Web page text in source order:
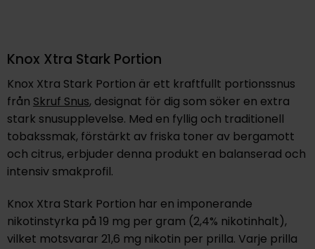
Knox Xtra Stark Portion
Knox Xtra Stark Portion är ett kraftfullt portionssnus
från Skruf Snus, designat för dig som söker en extra
stark snusupplevelse. Med en fyllig och traditionell
tobakssmak, förstärkt av friska toner av bergamott
och citrus, erbjuder denna produkt en balanserad och
intensiv smakprofil.
Knox Xtra Stark Portion har en imponerande
nikotinstyrka på 19 mg per gram (2,4% nikotinhalt),
vilket motsvarar 21,6 mg nikotin per prilla. Varje prilla